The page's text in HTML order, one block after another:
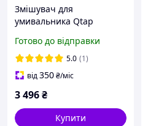
Змішувач для
умивальника Qtap
гігієнічним душем,
латунь, хром
(SD00051813)
Готово до відправки
5.0 (1)
від350₴/міс
3 496₴
Купити